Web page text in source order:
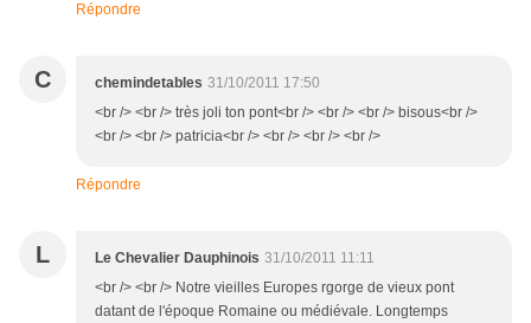
Répondre
C chemindetables 31/10/2011 17:50
<br /> <br /> très joli ton pont<br /> <br /> <br /> bisous<br />
<br /> <br /> patricia<br /> <br /> <br /> <br />
Répondre
L Le Chevalier Dauphinois 31/10/2011 11:11
<br /> <br /> Notre vieilles Europes rgorge de vieux pont
datant de l'époque Romaine ou médiévale. Longtemps